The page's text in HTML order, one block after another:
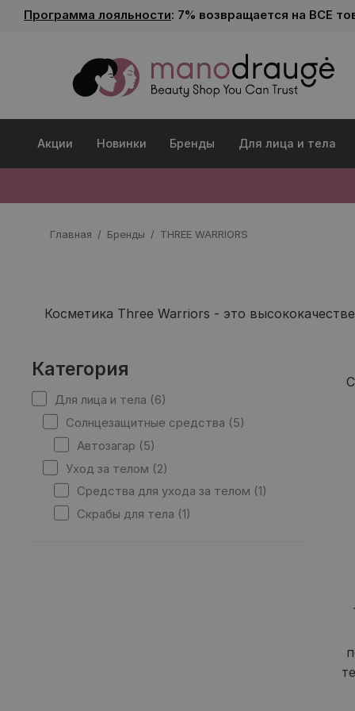
Программа лояльности: 7% возвращается на ВСЕ
Акции Новинки Бренды Для лица и тела
Главная Бренды THREE WARRIORS
Косметика Three Warriors - это
Категория
Для лица и тела (6)
Солнцезащитные средства (5)
Автозагар (5)
Уход за телом (2)
Средства для ухода за телом (1)
Скрабы для тела (1)